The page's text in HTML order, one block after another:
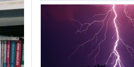
propriul talisman „prinzător de
Satului
vulnerabile din Baia Mare
DE ISTORIE ȘI
DEZVOLTĂ
MERGE MAI DEPARTE?